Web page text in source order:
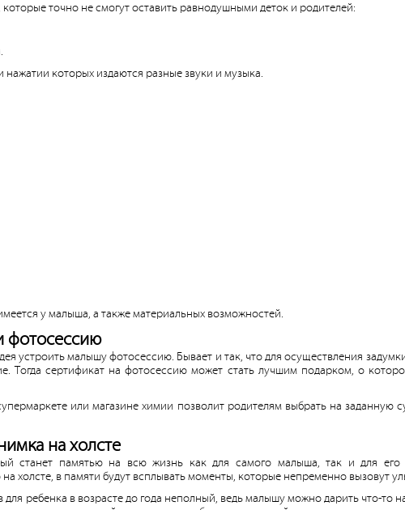
точно не смогут оставить равнодушными деток и родителей:
которых издаются разные звуки и музыка.
у малыша, а также материальных возможностей.
фотосессию
устроить малышу фотосессию. Бывает и так, что для осуществления
Тогда сертификат на фотосессию может стать лучшим подарком, о
или магазине химии позволит родителям выбрать на заданную
на холсте
станет памятью на всю жизнь как для самого малыша, так и для его
холсте, в памяти будут всплывать моменты, которые непременно вызовут
ребенка в возрасте до года неполный, ведь малышу можно дарить что-то